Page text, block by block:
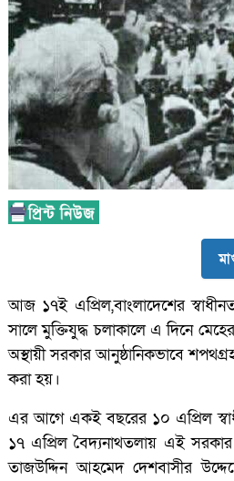
আজ ১৭ই এপ্রিল,বাংলাদেশের
সালে মুক্তিযুদ্ধ চলাকালে এ দিনে
অস্থায়ী সরকার আনুষ্ঠানিকভাবে
করা হয়।
এর আগে একই বছরের ১০ এপ্রিল
১৭ এপ্রিল বৈদ্যনাথতলায় এই সরকার
তাজউদ্দিন আহমেদ দেশবাসীর